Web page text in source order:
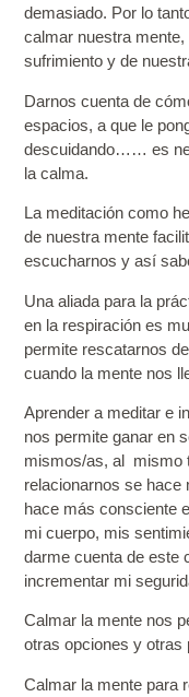
demasiado. Por lo
calmar nuestra
sufrimiento y de
Darnos cuenta de
espacios, a que le
descuidando…… es
la calma.
La meditación como
de nuestra mente
escucharnos y así
Una aliada para la
en la respiración es
permite rescatarnos
cuando la mente nos
Aprender a meditar e
nos permite ganar en
mismos/as,al mismo
relacionarnos se
hace más consciente
mi cuerpo, mis
darme cuenta de este
incrementar mi
Calmar la mente nos
otras opciones y otras
Calmar la mente para